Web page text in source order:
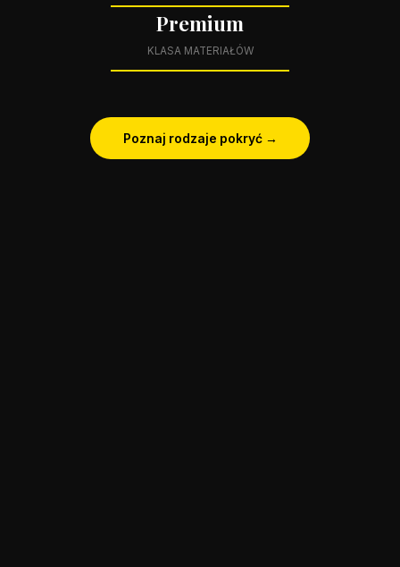
Premium
KLASA MATERIAŁÓW
Poznaj rodzaje pokryć →